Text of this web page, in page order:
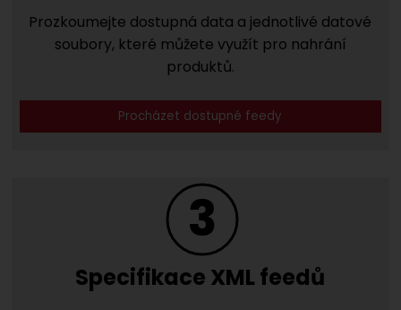
Prozkoumejte dostupná data a jednotlivé datové
soubory, které můžete využít pro nahrání
produktů.
Procházet dostupné feedy
3
Specifikace XML feedů